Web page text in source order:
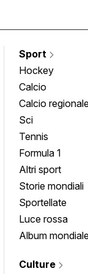
Sport
Hockey
Calcio
Calcio
Sci
Tennis
Formula 1
Altri sport
Storie mondiali
Sportellate
Luce rossa
Album
Culture